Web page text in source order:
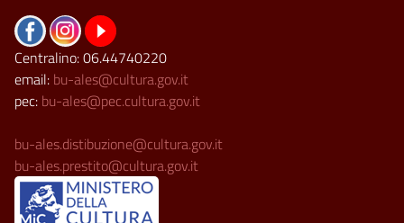
Centralino: 06.44740220
email: bu-ales@cultura.gov.it
pec: bu-ales@pec.cultura.gov.it
bu-ales.distibuzione@cultura.gov.it
bu-ales.prestito@cultura.gov.it